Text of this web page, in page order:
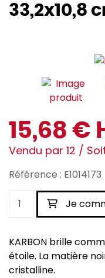
33,2x10,8
15,68 €
Vendu par 12 /
Référence : E1014173
Je
KARBON brille
étoile. La matière
cristalline.